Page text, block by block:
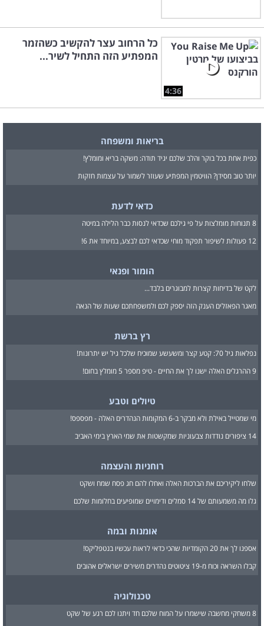
4:36
כל הרחוב עצר להקשיב כשהזמר
המפתיע הזה התחיל לשיר...
בריאות ומשפחה
כפית אחת בכל בוקר והלב שלכם יגיד תודה: משקה בריא ומומלץ!
יותר טוב מסידן? הוויטמין המפתיע שעוזר לשמור על עצמות חזקות
כדאי לדעת
8 תנוחות מומלצות על פי גילכם שכדאי לנסות כבר הלילה במיטה
12 פעולות לשיפור תפקוד מוחי שכדאי לכם לבצע, במיוחד את 6!
הומור ופנאי
לקט של בדיחות קצרות למבוגרים בלבד...
מאגר הפאזלים הענק הזה יספק לכם ולמשפחתכם שעות של הנאה
רץ ברשת
נפלאות גיל 70: קטע קצר ומשעשע שמוכיח שלכל גיל יש יתרונות!
9 ההרגלים האלה ישנו לך את החיים - טיפ מספר 5 מומלץ בחום!
טיולים וטבע
מי שמטייל באילת ולא מבקר ב-6 המקומות הנהדרים האלה - מפספס!
14 ציפורים נודדות צבעוניות שמקשטות את שמי הארץ בימי האביב
רוחניות והעצמה
שלחו ליקיריכם את הברכות האלה ואחלו להם חג פסח שמח ושקט
גלו מה משמעותם של 14 סמלים ודימויים שמופיעים בחלומות שלכם
אומנות ובמה
אספנו לך את 20 הקומדיות שהכי כדאי לראות עכשיו בנטפליקס!
קבלו השראה וכוח מ-19 ציטוטים נהדרים משירים ישראלים אהובים
טכנולוגיה
8 משחקי מחשבה שישמרו על המוח שלכם חד ויתנו לכם רגע של שקט